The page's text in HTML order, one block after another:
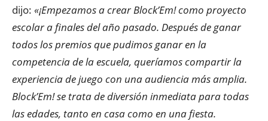
dijo: «¡Empezamos a crear Block’Em! como proyecto
escolar a finales del año pasado. Después de ganar
todos los premios que pudimos ganar en la
competencia de la escuela, queríamos compartir la
experiencia de juego con una audiencia más amplia.
Block’Em! se trata de diversión inmediata para todas
las edades, tanto en casa como en una fiesta.